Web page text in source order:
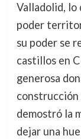
Valladolid, lo
poder
su poder se
castillos en
generosa
construcción
demostró la
dejar una